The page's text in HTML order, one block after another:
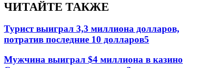
ЧИТАЙТЕ ТАКЖЕ
Турист выиграл 3,3 миллиона долларов,
потратив последние 10 долларов5
Мужчина выиграл $4 миллиона в казино